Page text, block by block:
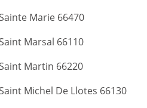
Marie 66470
Marsal 66110
Martin 66220
Michel De Llotes 66130